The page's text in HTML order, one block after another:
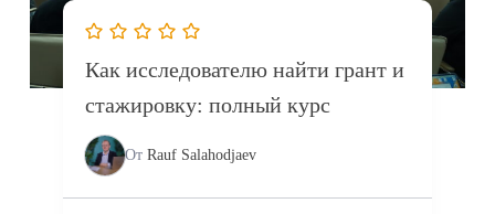
Как исследователю найти грант и
стажировку: полный курс
От Rauf Salahodjaev